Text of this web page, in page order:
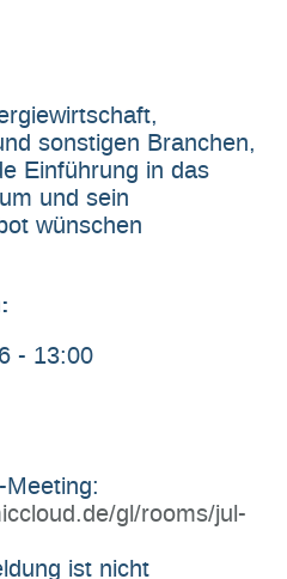
sonstigen Branchen,
Einführung in das
und sein
wünschen
- 13:00
Meeting:
gl/rooms/jul-
ist nicht